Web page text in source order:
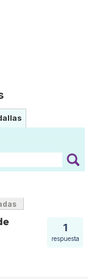
1
respuesta